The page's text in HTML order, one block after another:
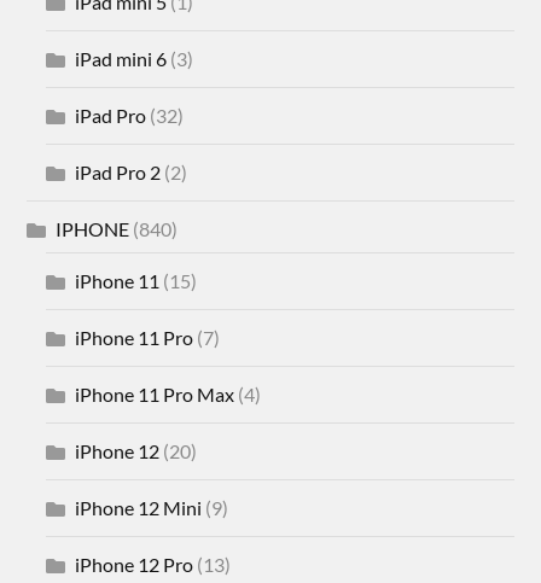
iPad mini 6 (3)
iPad Pro (32)
iPad Pro 2 (2)
IPHONE (840)
iPhone 11 (15)
iPhone 11 Pro (7)
iPhone 11 Pro Max (4)
iPhone 12 (20)
iPhone 12 Mini (9)
iPhone 12 Pro (13)